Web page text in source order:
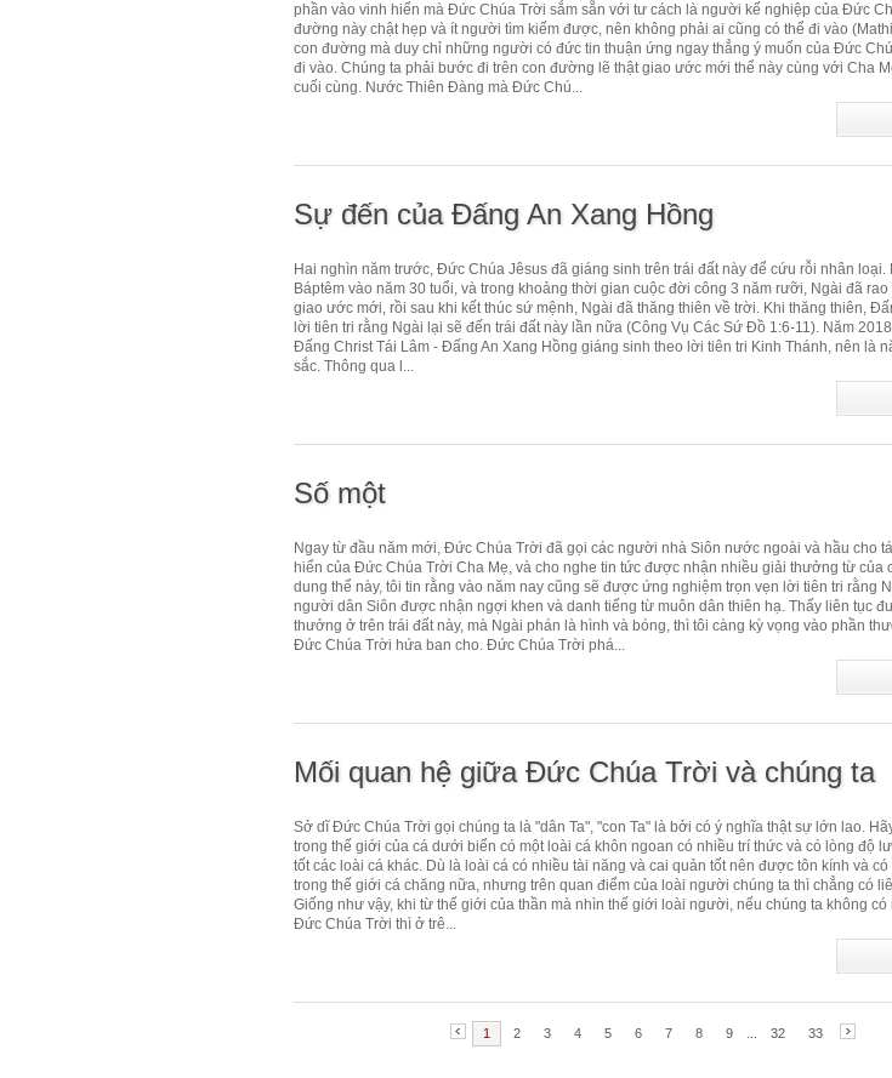
phần vào vinh hiển mà Đức Chúa Trời sắm sẵn với tư cách là người kế nghiệp của Đức
đường này chật hẹp và ít người tìm kiếm được, nên không phải ai cũng có thể đi vào
con đường mà duy chỉ những người có đức tin thuận ứng ngay thẳng ý muốn của Đức
đi vào. Chúng ta phải bước đi trên con đường lẽ thật giao ước mới thể này cùng với Cha
cuối cùng. Nước Thiên Đàng mà Đức Chú...
Sự đến của Đấng An Xang Hồng
Hai nghìn năm trước, Đức Chúa Jêsus đã giáng sinh trên trái đất này để cứu rỗi nhân loại.
Báptêm vào năm 30 tuổi, và trong khoảng thời gian cuộc đời công 3 năm rưỡi, Ngài đã rao
giao ước mới, rồi sau khi kết thúc sứ mệnh, Ngài đã thăng thiên về trời. Khi thăng thiên,
lời tiên tri rằng Ngài lại sẽ đến trái đất này lần nữa (Công Vụ Các Sứ Đồ 1:6-11). Năm
Đấng Christ Tái Lâm - Đấng An Xang Hồng giáng sinh theo lời tiên tri Kinh Thánh, nên là
sắc. Thông qua l...
Số một
Ngay từ đầu năm mới, Đức Chúa Trời đã gọi các người nhà Siôn nước ngoài và hầu cho
hiển của Đức Chúa Trời Cha Mẹ, và cho nghe tin tức được nhận nhiều giải thưởng từ của
dung thể này, tôi tin rằng vào năm nay cũng sẽ được ứng nghiệm trọn vẹn lời tiên tri rằng
người dân Siôn được nhận ngợi khen và danh tiếng từ muôn dân thiên hạ. Thấy liên tục
thưởng ở trên trái đất này, mà Ngài phán là hình và bóng, thì tôi càng kỳ vọng vào phần
Đức Chúa Trời hứa ban cho. Đức Chúa Trời phá...
Mối quan hệ giữa Đức Chúa Trời và chúng ta
Sở dĩ Đức Chúa Trời gọi chúng ta là "dân Ta", "con Ta" là bởi có ý nghĩa thật sự lớn lao.
trong thế giới của cá dưới biển có một loài cá khôn ngoan có nhiều trí thức và có lòng độ
tốt các loài cá khác. Dù là loài cá có nhiều tài năng và cai quản tốt nên được tôn kính và có
trong thế giới cá chăng nữa, nhưng trên quan điểm của loài người chúng ta thì chẳng có
Giống như vậy, khi từ thế giới của thần mà nhìn thế giới loài người, nếu chúng ta không có
Đức Chúa Trời thì ở trê...
1 2 3 4 5 6 7 8 9 32 33